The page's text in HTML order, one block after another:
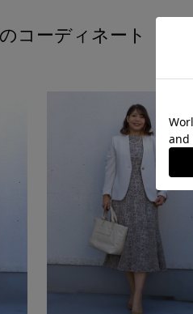
コーディネート